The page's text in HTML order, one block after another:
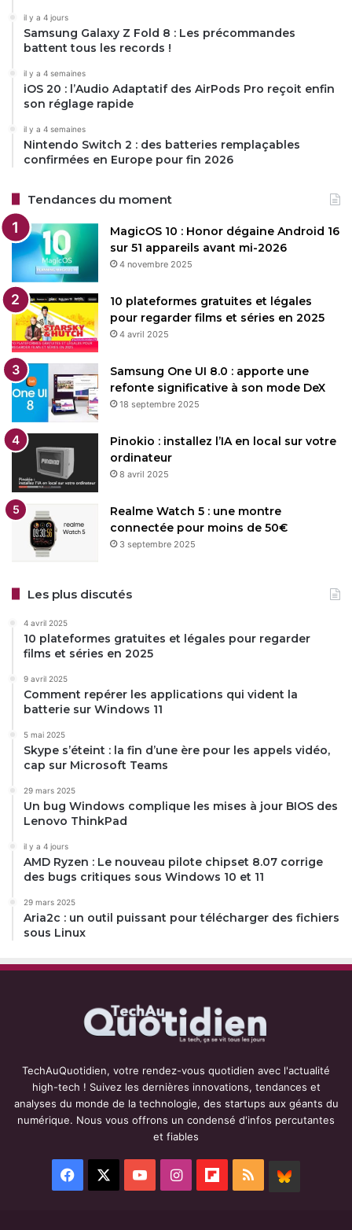
il y a 4 jours
Samsung Galaxy Z Fold 8 : Les précommandes
battent tous les records !
il y a 4 semaines
iOS 20 : l’Audio Adaptatif des AirPods Pro reçoit enfin
son réglage rapide
il y a 4 semaines
Nintendo Switch 2 : des batteries remplaçables
confirmées en Europe pour fin 2026
Tendances du moment
MagicOS 10 : Honor dégaine Android 16
sur 51 appareils avant mi-2026
4 novembre 2025
10 plateformes gratuites et légales
pour regarder films et séries en 2025
4 avril 2025
Samsung One UI 8.0 : apporte une
refonte significative à son mode DeX
18 septembre 2025
Pinokio : installez l’IA en local sur votre
ordinateur
8 avril 2025
Realme Watch 5 : une montre
connectée pour moins de 50€
3 septembre 2025
Les plus discutés
4 avril 2025
10 plateformes gratuites et légales pour regarder
films et séries en 2025
9 avril 2025
Comment repérer les applications qui vident la
batterie sur Windows 11
5 mai 2025
Skype s’éteint : la fin d’une ère pour les appels vidéo,
cap sur Microsoft Teams
29 mars 2025
Un bug Windows complique les mises à jour BIOS des
Lenovo ThinkPad
il y a 4 jours
AMD Ryzen : Le nouveau pilote chipset 8.07 corrige
des bugs critiques sous Windows 10 et 11
29 mars 2025
Aria2c : un outil puissant pour télécharger des fichiers
sous Linux
TechAuQuotidien, votre rendez-vous quotidien avec l'actualité
high-tech ! Suivez les dernières innovations, tendances et
analyses du monde de la technologie, des startups aux géants du
numérique. Nous vous offrons un condensé d'infos percutantes
et fiables
Facebook YouTubeInstagramFlipboard
RSS